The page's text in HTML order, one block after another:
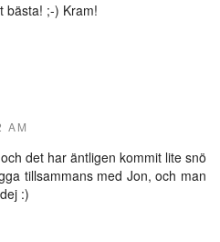
bästa! ;-) Kram!
AM
det har äntligen kommit lite snö
tillsammans med Jon, och man
:)